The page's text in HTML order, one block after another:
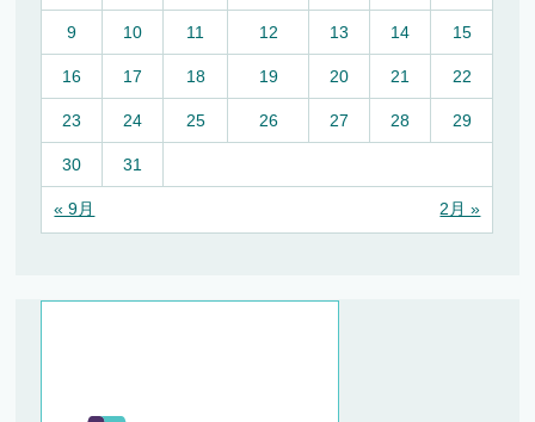
« 9月 2月 »
9 10 11 12 13 14 15
16 17 18 19 20 21 22
23 24 25 26 27 28 29
30 31